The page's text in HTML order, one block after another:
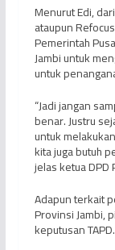
Menurut Edi,
ataupun
Pemerintah
Jambi untuk
untuk
“Jadi jangan
benar. Justru
untuk
kita juga butuh
jelas ketua DPD
Adapun terkait
Provinsi Jambi,
keputusan TAPD.